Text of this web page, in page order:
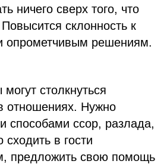
ничего сверх того, что
склонность к
опрометчивым решениям.
столкнуться
отношениях. Нужно
способами ссор, разлада,
в гости
предложить свою помощь